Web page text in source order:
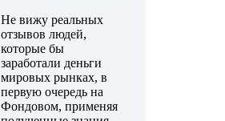
Не вижу реальных
отзывов людей,
которые бы
заработали деньги
мировых рынках, в
первую очередь на
Фондовом, применяя